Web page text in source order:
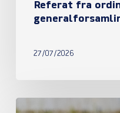
Referat fra
27/07/2026